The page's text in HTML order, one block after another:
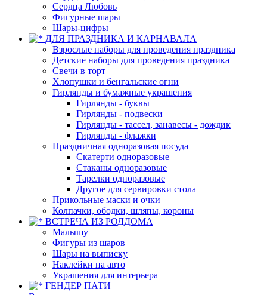
Сердца Любовь
Фигурные шары
Шары-цифры
ДЛЯ ПРАЗДНИКА И КАРНАВАЛА
Взрослые наборы для проведения праздника
Детские наборы для проведения праздника
Свечи в торт
Хлопушки и бенгальские огни
Гирлянды и бумажные украшения
Гирлянды - буквы
Гирлянды - подвески
Гирлянды - тассел, занавесы - дождик
Гирлянды - флажки
Праздничная одноразовая посуда
Скатерти одноразовые
Стаканы одноразовые
Тарелки одноразовые
Другое для сервировки стола
Прикольные маски и очки
Колпачки, ободки, шляпы, короны
ВСТРЕЧА ИЗ РОДДОМА
Малышу
Фигуры из шаров
Шары на выписку
Наклейки на авто
Украшения для интерьера
ГЕНДЕР ПАТИ